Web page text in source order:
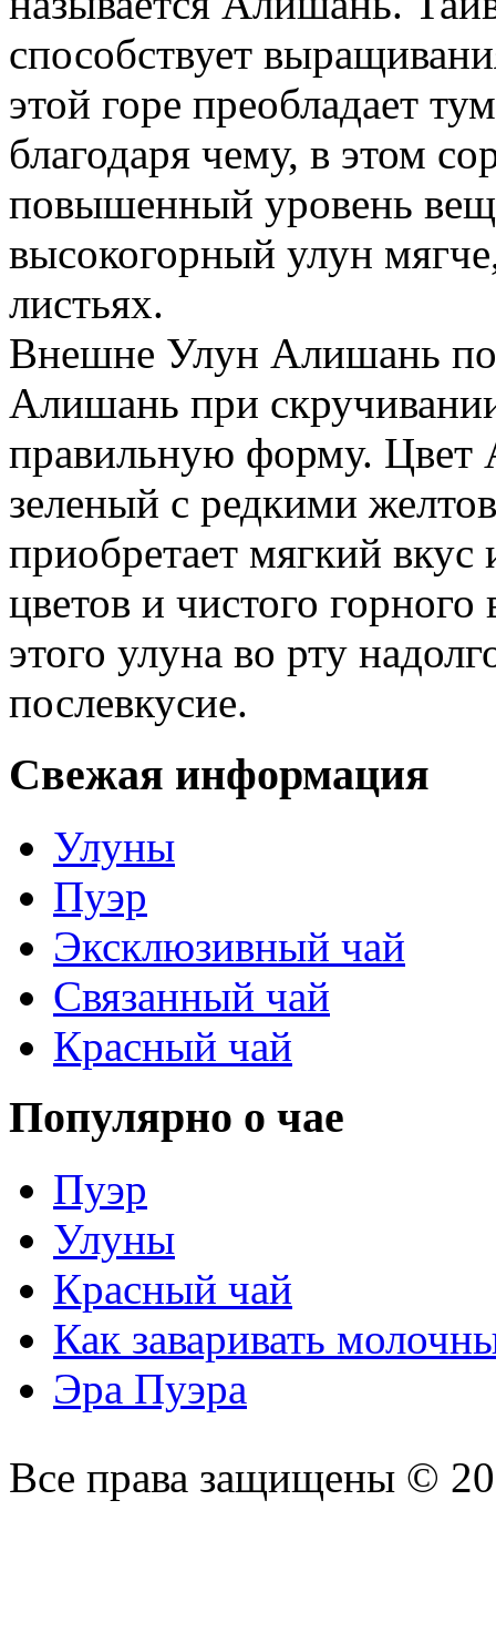
способствует
этой горе преобладает
благодаря чему, в этом
повышенный уровень
высокогорный улун
листьях.
Внешне Улун Алишань
Алишань при
правильную форму. Цвет
зеленый с редкими
приобретает мягкий вкус
цветов и чистого
этого улуна во рту
послевкусие.
Свежая информация
Улуны
Пуэр
Эксклюзивный чай
Связанный чай
Красный чай
Популярно о чае
Пуэр
Улуны
Красный чай
Как заваривать
Эра Пуэра
Все права защищены ©